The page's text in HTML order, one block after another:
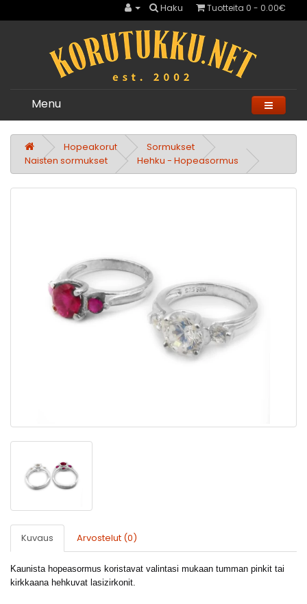
Haku Tuotteita 0 - 0.00€
Menu
Hopeakorut
Sormukset
Naisten sormukset
Hehku - Hopeasormus
Kuvaus Arvostelut (0)
Kaunista hopeasormus koristavat valintasi mukaan tumman pinkit tai
kirkkaana hehkuvat lasizirkonit.